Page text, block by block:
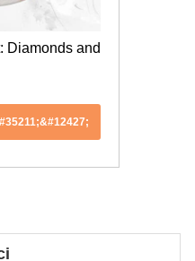
Diamonds and